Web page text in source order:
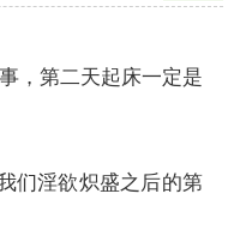
，第二天起床一定是
们淫欲炽盛之后的第